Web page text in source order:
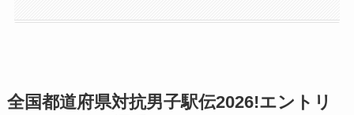
全国都道府県対抗男子駅伝2026!エントリ